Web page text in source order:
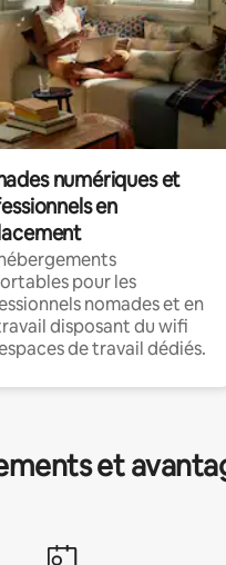
numériques et
en
pour les
nomades et en
disposant du wifi
de travail dédiés.
et